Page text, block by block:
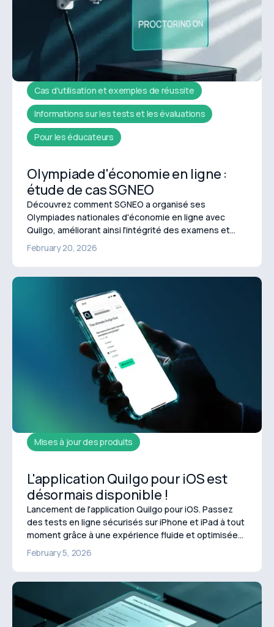
Cas d'utilisation et exemples de réussite
Informations sur les tests et les évaluations
Pour les éducateurs
Olympiade d'économie en ligne :
étude de cas SGNEO
Découvrez comment SGNEO a organisé ses
Olympiades nationales d'économie en ligne avec
Quilgo, améliorant ainsi l'intégrité des examens et
économisant plus de 10 heures de travail manuel.
February 20, 2026
Mises à jour des produits
L'application Quilgo pour iOS est
désormais disponible !
Lancement de l'application Quilgo pour iOS. Passez
des tests en ligne sécurisés sur iPhone et iPad à tout
moment grâce à une expérience fluide et optimisée
pour les mobiles.
February 5, 2026